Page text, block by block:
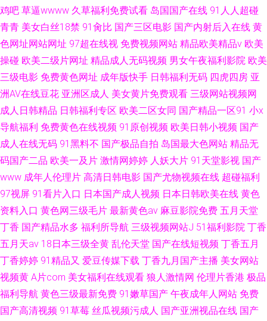
鸡吧 草逼wwww 久草福利免费试看 岛国国产在线 91人人超碰
青青 美女白丝18禁 91肏比 国产三区电影 国产内射后入在线 黄
色网址网站网址 97超在线视 免费视频网站 精品欧美精品v 欧美
操碰 欧美二级片网址 精品成人无码视频 男女午夜福利影院 欧美
三级电影 免费黄色网址 成年版快手 日韩福利无码 四虎四房 亚
洲AV在线豆花 亚洲区成人 美女黄片免费观看 三级网站视频网
成人日韩精品 日韩福利专区 欧美二区女同 国产精品一区91 小x
导航福利 免费黄色在线视频 91原创视频 欧美日韩小视频 国产
成人在线无码 91黑料不 国产极品自拍 岛国最大色网站 精品无
码国产二品 欧美一及片 激情网婷婷 人妖大片 91天堂影视 国产
www 成年人伦理片 高清日韩电影 国产尤物视频在线 超碰福利
97视屏 91看片入口 日本国产成人视频 日本日韩欧美在线 黄色
资料入口 黄色网三级毛片 最新黄色av 麻豆影院免费 五月天堂
丁香 国产精品水多 福利所导航 三级视频网站J 51福利影院 丁香
五月天av 18日本三级全黄 乱伦天堂 国产在线短视频 丁香五月
丁香婷婷 91精品又 爱豆传媒下载 丁香九月国产主播 美女网站
视频黄 A片com 美女福利在线观看 狼人激情网 伦理片香港 极品
福利导航 黄色三级最新免费 91嫩草国产 午夜成年人网站 免费
国产高清视频 91草莓 丝瓜视频污成人 国产亚洲视品在线 国产